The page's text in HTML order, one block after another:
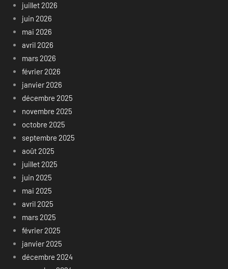
juillet 2026
juin 2026
mai 2026
avril 2026
mars 2026
février 2026
janvier 2026
décembre 2025
novembre 2025
octobre 2025
septembre 2025
août 2025
juillet 2025
juin 2025
mai 2025
avril 2025
mars 2025
février 2025
janvier 2025
décembre 2024